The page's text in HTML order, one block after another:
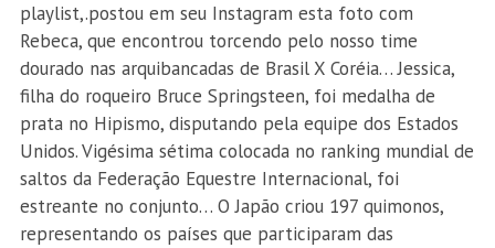
playlist,.postou em seu Instagram esta foto com
Rebeca, que encontrou torcendo pelo nosso time
dourado nas arquibancadas de Brasil X Coréia… Jessica,
filha do roqueiro Bruce Springsteen, foi medalha de
prata no Hipismo, disputando pela equipe dos Estados
Unidos. Vigésima sétima colocada no ranking mundial de
saltos da Federação Equestre Internacional, foi
estreante no conjunto… O Japão criou 197 quimonos,
representando os países que participaram das